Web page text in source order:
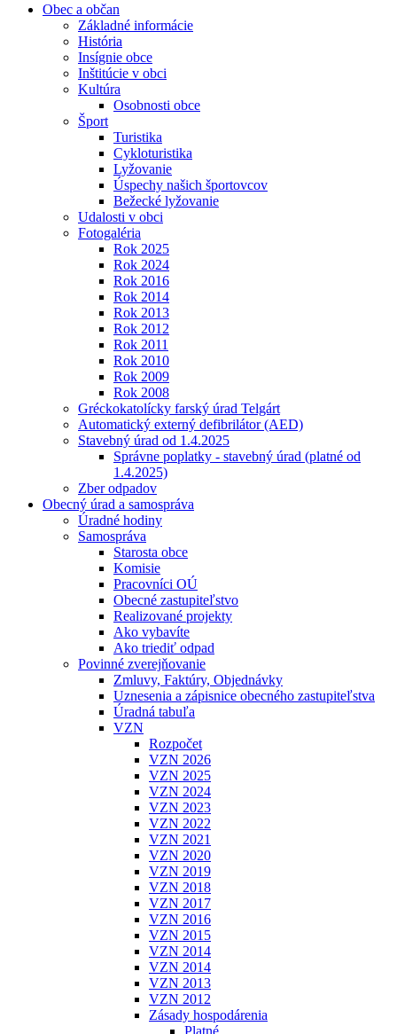
Obec a občan
Základné informácie
História
Insígnie obce
Inštitúcie v obci
Kultúra
Osobnosti obce
Šport
Turistika
Cykloturistika
Lyžovanie
Úspechy našich športovcov
Bežecké lyžovanie
Udalosti v obci
Fotogaléria
Rok 2025
Rok 2024
Rok 2016
Rok 2014
Rok 2013
Rok 2012
Rok 2011
Rok 2010
Rok 2009
Rok 2008
Gréckokatolícky farský úrad Telgárt
Automatický externý defibrilátor (AED)
Stavebný úrad od 1.4.2025
Správne poplatky - stavebný úrad (platné od
1.4.2025)
Zber odpadov
Obecný úrad a samospráva
Úradné hodiny
Samospráva
Starosta obce
Komisie
Pracovníci OÚ
Obecné zastupiteľstvo
Realizované projekty
Ako vybavíte
Ako triediť odpad
Povinné zverejňovanie
Zmluvy, Faktúry, Objednávky
Uznesenia a zápisnice obecného zastupiteľstva
Úradná tabuľa
VZN
Rozpočet
VZN 2026
VZN 2025
VZN 2024
VZN 2023
VZN 2022
VZN 2021
VZN 2020
VZN 2019
VZN 2018
VZN 2017
VZN 2016
VZN 2015
VZN 2014
VZN 2014
VZN 2013
VZN 2012
Zásady hospodárenia
Platné